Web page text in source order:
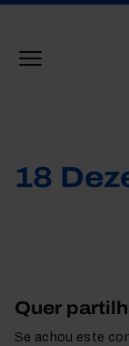
18
Quer
Se achou este